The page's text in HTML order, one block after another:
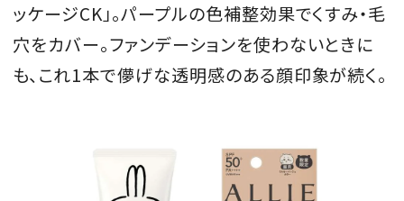
ッケージCK」。パープルの色補整効果でくすみ・毛
穴をカバー。ファンデーションを使わないときに
も、これ1本で儚げな透明感のある顔印象が続く。